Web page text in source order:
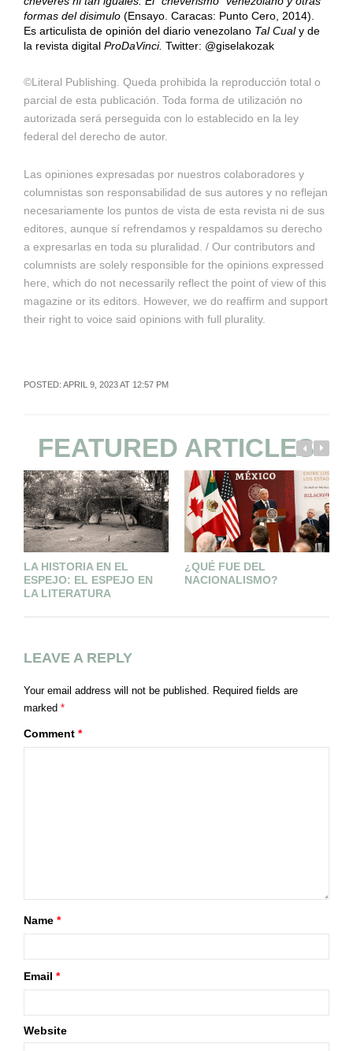
formas del disimulo(Ensayo. Caracas: Punto Cero, 2014).
Es articulista de opinión del diario venezolano Tal Cualy de
la revista digital ProDaVinci. Twitter: @giselakozak
©Literal Publishing. Queda prohibida la reproducción total o
parcial de esta publicación. Toda forma de utilización no
autorizada será perseguida con lo establecido en la ley
federal del derecho de autor.
Las opiniones expresadas por nuestros colaboradores y
columnistas son responsabilidad de sus autores y no reflejan
necesariamente los puntos de vista de esta revista ni de sus
editores, aunque sí refrendamos y respaldamos su derecho
a expresarlas en toda su pluralidad. / Our contributors and
columnists are solely responsible for the opinions expressed
here, which do not necessarily reflect the point of view of this
magazine or its editors. However, we do reaffirm and support
their right to voice said opinions with full plurality.
POSTED: APRIL 9, 2023 AT 12:57 PM
FEATURED ARTICLES
LA HISTORIA EN EL
ESPEJO: EL ESPEJO EN
LA LITERATURA
¿QUÉ FUE DEL
NACIONALISMO?
LEAVE A REPLY
Your email address will not be published. Required fields are
marked *
Comment *
Name *
Email *
Website